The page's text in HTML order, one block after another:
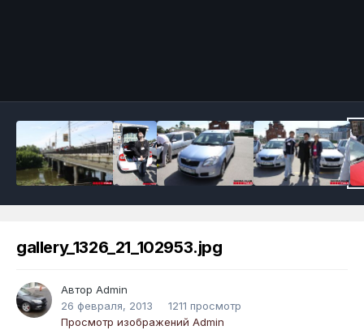
gallery_1326_21_102953.jpg
Автор Admin
26 февраля, 2013
1211 просмотр
Просмотр изображений Admin